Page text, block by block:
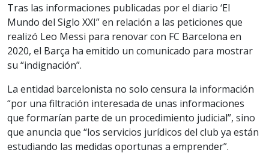
Tras las informaciones publicadas por el diario ‘El
Mundo del Siglo XXI” en relación a las peticiones que
realizó Leo Messi para renovar con FC Barcelona en
2020, el Barça ha emitido un comunicado para mostrar
su “indignación”.
La entidad barcelonista no solo censura la información
“por una filtración interesada de unas informaciones
que formarían parte de un procedimiento judicial”, sino
que anuncia que “los servicios jurídicos del club ya están
estudiando las medidas oportunas a emprender”.